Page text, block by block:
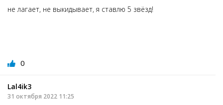
не лагает, не выкидывает, я ставлю 5 звёзд!
0
Lal4ik3
31 октября 2022 11:25